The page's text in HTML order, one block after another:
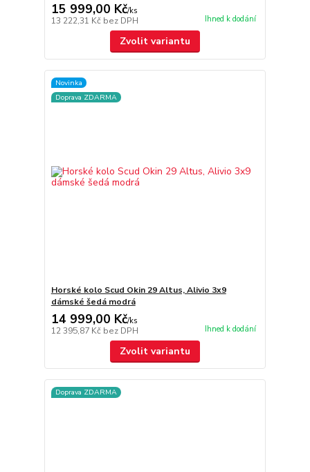
15 999,00 Kč/ks
13 222,31 Kč bez DPH Ihned k dodání
Zvolit variantu
Novinka
Doprava ZDARMA
Horské kolo Scud Okin 29 Altus, Alivio 3x9
dámské šedá modrá
14 999,00 Kč/ks
12 395,87 Kč bez DPH Ihned k dodání
Zvolit variantu
Doprava ZDARMA